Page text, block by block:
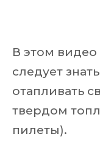
В этом
следует
отапливать
твердом
пилеты).